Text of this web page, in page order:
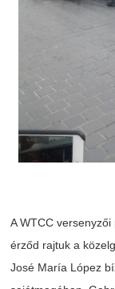
AWTCC versenyzői
érződ rajtuk a
José María López